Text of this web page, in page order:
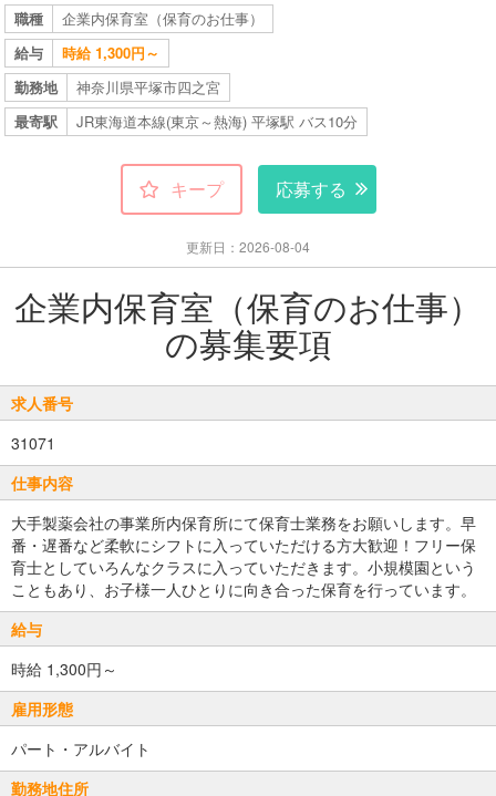
職種
企業内保育室（保育のお仕事）
給与
時給 1,300円～
勤務地
神奈川県平塚市四之宮
最寄駅
JR東海道本線(東京～熱海) 平塚駅 バス10分
キープ 応募する
更新日：2026-08-04
企業内保育室（保育のお仕事）
の募集要項
求人番号
31071
仕事内容
大手製薬会社の事業所内保育所にて保育士業務をお願いします。早
番・遅番など柔軟にシフトに入っていただける方大歓迎！フリー保
育士としていろんなクラスに入っていただきます。小規模園という
こともあり、お子様一人ひとりに向き合った保育を行っています。
給与
時給 1,300円～
雇用形態
パート・アルバイト
勤務地住所